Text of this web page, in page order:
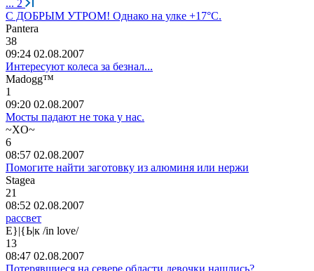
... 2
С ДОБРЫМ УТРОМ! Однако на улке +17°С.
Pаntеra
38
09:24 02.08.2007
Интересуют колеса за безнал...
Madogg™
1
09:20 02.08.2007
Мосты падают не тока у нас.
~XO~
6
08:57 02.08.2007
Помогите найти заготовку из алюминя или нержи
Stagea
21
08:52 02.08.2007
рассвет
Е}|{Ь|к /in love/
13
08:47 02.08.2007
Потерявшиеся на севере области девочки нашлись?